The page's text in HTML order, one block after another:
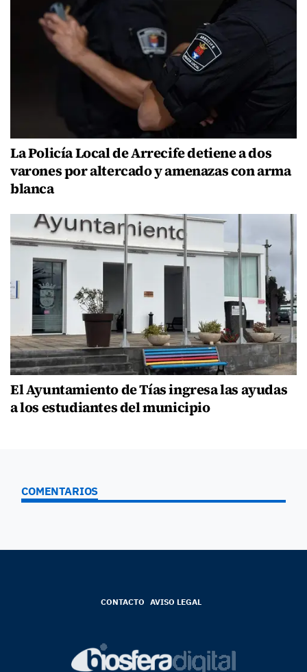
La Policía Local de Arrecife detiene a dos
varones por altercado y amenazas con arma
blanca
El Ayuntamiento de Tías ingresa las ayudas
a los estudiantes del municipio
COMENTARIOS
CONTACTO AVISO LEGAL